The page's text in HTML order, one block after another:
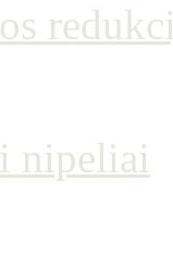
nipeliai